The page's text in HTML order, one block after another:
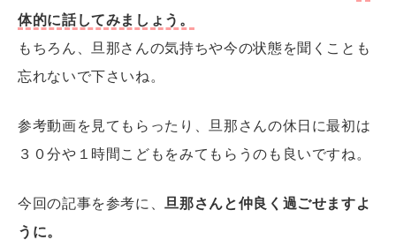
体的に話してみましょう。
もちろん、旦那さんの気持ちや今の状態を聞くことも
忘れないで下さいね。
参考動画を見てもらったり、旦那さんの休日に最初は
３０分や１時間こどもをみてもらうのも良いですね。
今回の記事を参考に、旦那さんと仲良く過ごせますよ
うに。